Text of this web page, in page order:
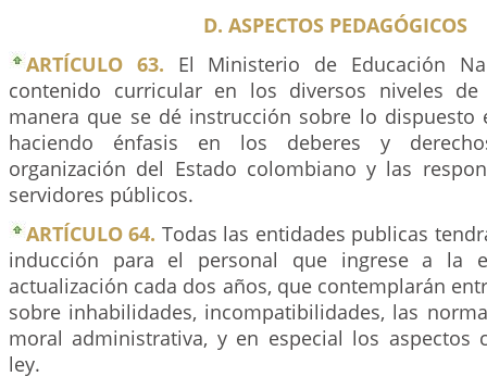
D. ASPECTOS PEDAGÓGICOS
ARTÍCULO 63. El Ministerio de Educación
contenido curricular en los diversos niveles
manera que se dé instrucción sobre lo dispuesto
haciendo énfasis en los deberes y
organización del Estado colombiano y las
servidores públicos.
ARTÍCULO 64. Todas las entidades publicas
inducción para el personal que ingrese a la
actualización cada dos años, que contemplarán
sobre inhabilidades, incompatibilidades, las
moral administrativa, y en especial los aspectos
ley.